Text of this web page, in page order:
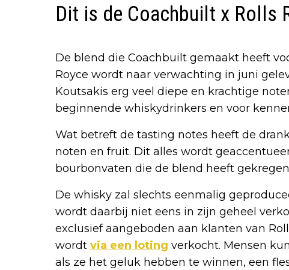
Dit is de Coachbuilt x Rolls
De blend die Coachbuilt gemaakt heeft
Royce wordt naar verwachting in juni
Koutsakis erg veel diepe en krachtige
beginnende whiskydrinkers en voor
Wat betreft de tasting notes heeft de
noten en fruit. Dit alles wordt
bourbonvaten die de blend heeft
De whisky zal slechts eenmalig
wordt daarbij niet eens in zijn geheel
exclusief aangeboden aan klanten van
wordt via een loting verkocht. Mensen
als ze het geluk hebben te winnen, een